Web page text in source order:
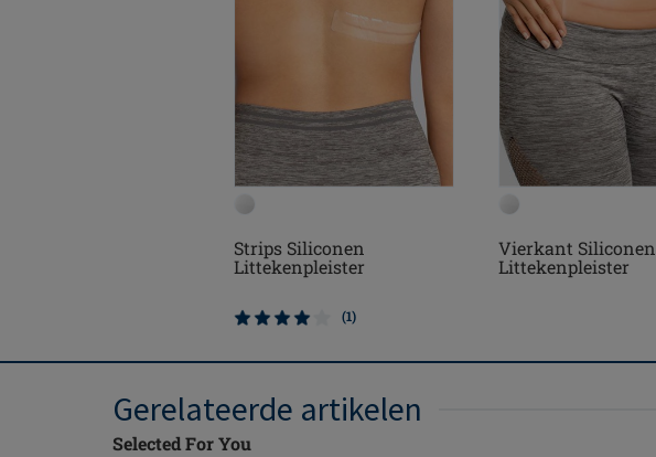
Strips Siliconen
Littekenpleister
(1)
Vierkant Siliconen
Littekenpleister
Gerelateerde artikelen
Selected For You